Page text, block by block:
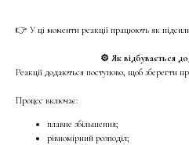
👉 У ці моменти реакції працюють як
⚙️ Як відбувається
Реакції додаються поступово, щоб зберегти
Процес включає:
плавне збільшення;
рівномірний розподіл;